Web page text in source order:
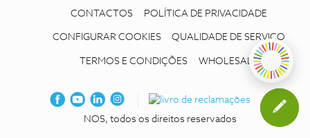
CONTACTOS POLÍTICA DE PRIVACIDADE
CONFIGURAR COOKIES QUALIDADE DE SERVIÇO
TERMOS E CONDIÇÕES WHOLESALE
NOS, todos os direitos reservados